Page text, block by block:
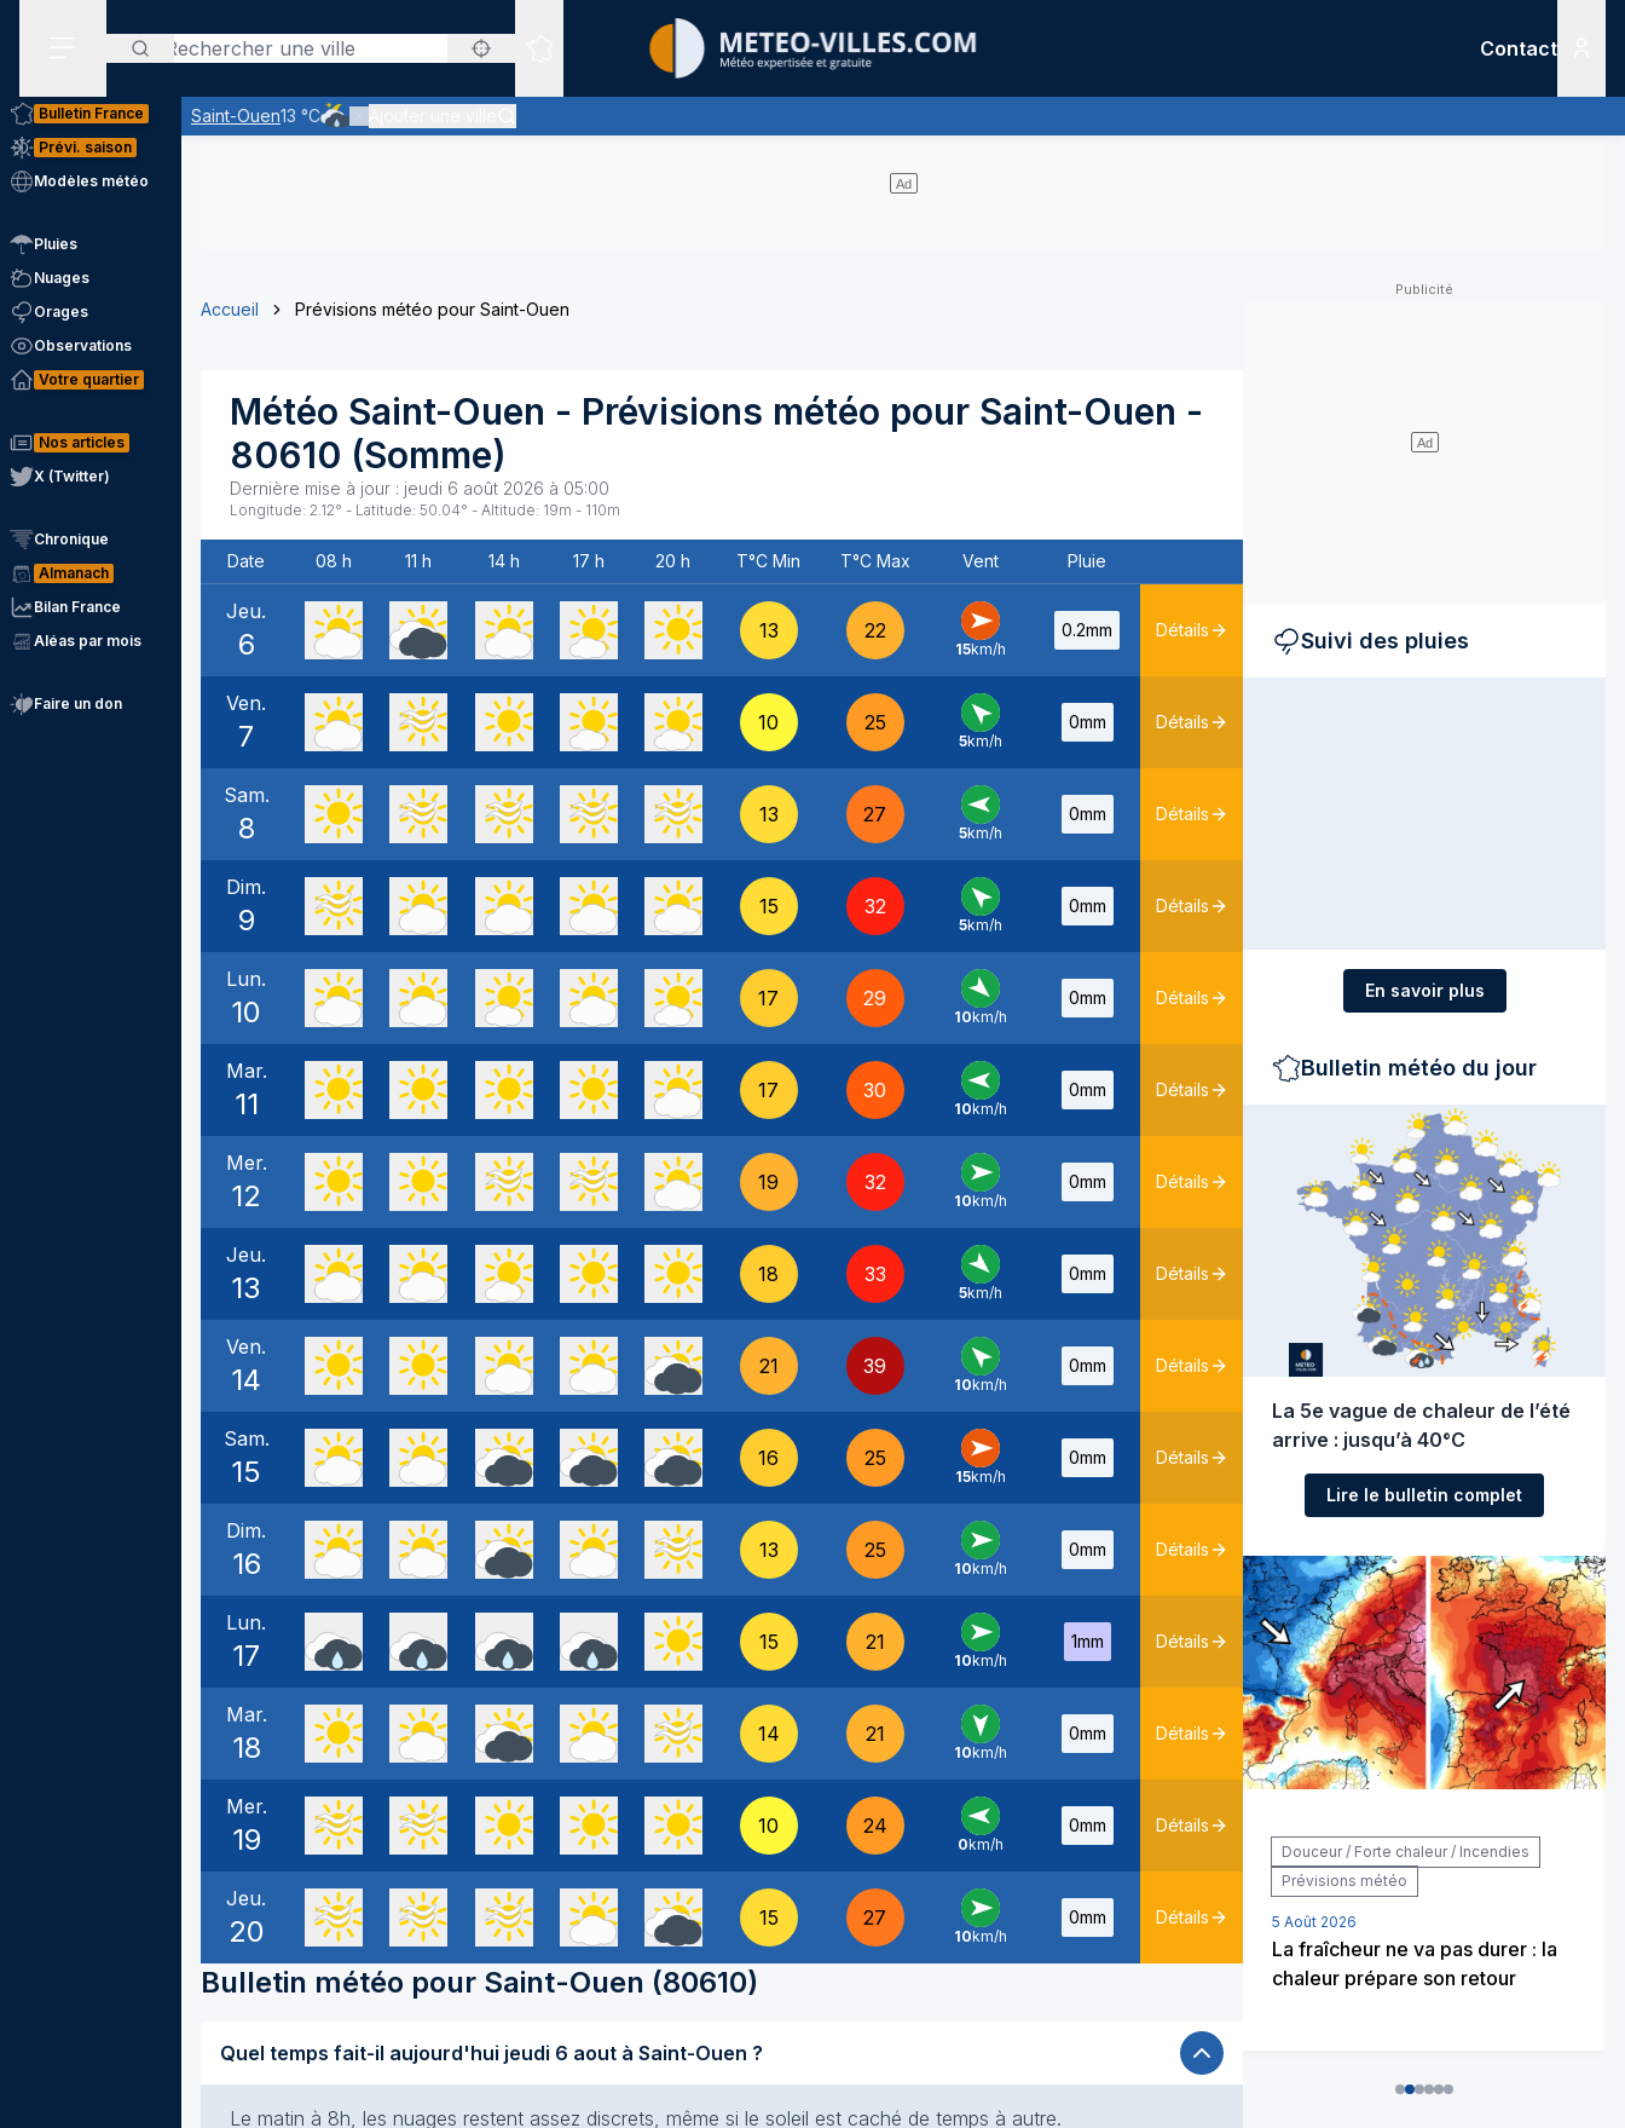
Rechercher
Sites expertis&eacute;s
Contact
Saint-Ouen13 °C
Risque de quelques averses de pluie, faibles à modérées
Bulletin France
Prévi. saison
Modèles météo
Pluies
Nuages
Orages
Observations
Votre quartier
Nos articles
X (Twitter)
Chronique
Almanach
Bilan France
Aléas par mois
Faire un don
Accueil Prévisions météo pour Saint-Ouen
Météo Saint-Ouen - Prévisions météo pour Saint-Ouen -
80610 (Somme)
Dernière mise à jour : jeudi 6 août 2026 à 05:00
Longitude: 2.12° - Latitude: 50.04° - Altitude: 19m - 110m
Date 08 h 11 h 14 h 17 h 20 h T°C Min T°C Max Vent Pluie
Jeu.
6 13 22
O -
15km/h
0.2mm Détails
Ven.
7 10 25
SE -
5km/h
0mm Détails
Sam.
8 13 27
E -
5km/h
0mm Détails
Dim.
9 15 32
SE -
5km/h
0mm Détails
Lun.
10 17 29
NO -
10km/h
0mm Détails
Mar.
11 17 30
E -
10km/h
0mm Détails
Mer.
12 19 32
O -
10km/h
0mm Détails
Jeu.
13 18 33
NO
5km/h
0mm Détails
Ven.
14 21 39
SE -
10km/h
0mm Détails
Sam.
15 16 25
O -
15km/h
0mm Détails
Dim.
16 13 25
O -
10km/h
0mm Détails
Lun.
17 15 21
O -
10km/h
1mm Détails
Mar.
18 14 21
N -
10km/h
0mm Détails
Mer.
19 10 24
E -
0km/h
0mm Détails
Jeu.
20 15 27
O -
10km/h
0mm Détails
Bulletin météo pour Saint-Ouen (80610)
Quel temps fait-il aujourd'hui jeudi 6 aout à Saint-Ouen ?
Le matin à 8h, les nuages restent assez discrets, même si le soleil est caché de temps à autre.
Suivi des pluies
En savoir plus
Bulletin météo du jour
La 5e vague de chaleur de l’été
arrive : jusqu’à 40°C
Lire le bulletin complet
Douceur / Forte chaleur / Incendies
5 Août 2026
La France pourrait rester
Douceur / Forte chaleur / Incendies
Prévisions météo
5 Août 2026
La fraîcheur ne va pas durer : la
chaleur prépare son retour